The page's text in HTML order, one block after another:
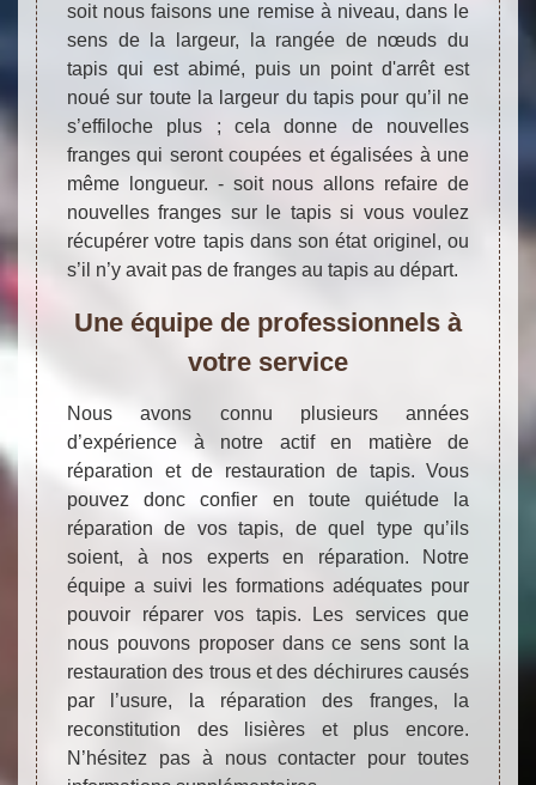
soit nous faisons une remise à niveau, dans le
sens de la largeur, la rangée de nœuds du
tapis qui est abimé, puis un point d'arrêt est
noué sur toute la largeur du tapis pour qu’il ne
s’effiloche plus ; cela donne de nouvelles
franges qui seront coupées et égalisées à une
même longueur. - soit nous allons refaire de
nouvelles franges sur le tapis si vous voulez
récupérer votre tapis dans son état originel, ou
s’il n’y avait pas de franges au tapis au départ.
Une équipe de professionnels à
votre service
Nous avons connu plusieurs années
d’expérience à notre actif en matière de
réparation et de restauration de tapis. Vous
pouvez donc confier en toute quiétude la
réparation de vos tapis, de quel type qu’ils
soient, à nos experts en réparation. Notre
équipe a suivi les formations adéquates pour
pouvoir réparer vos tapis. Les services que
nous pouvons proposer dans ce sens sont la
restauration des trous et des déchirures causés
par l’usure, la réparation des franges, la
reconstitution des lisières et plus encore.
N’hésitez pas à nous contacter pour toutes